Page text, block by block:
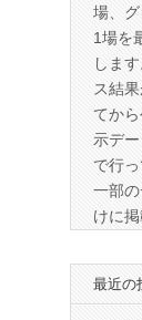
場、
1場を
しま
ス結
てか
示デ
で行
一部
けに掲
最近の